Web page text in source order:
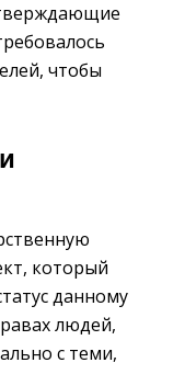
чтобы
который
данному
людей,
с теми,